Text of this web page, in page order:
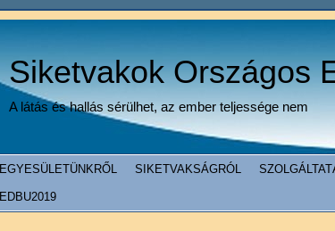
Siketvakok Országos
A látás és hallás sérülhet, az ember teljessége nem
EGYESÜLETÜNKRŐL SIKETVAKSÁGRÓL
EDBU2019